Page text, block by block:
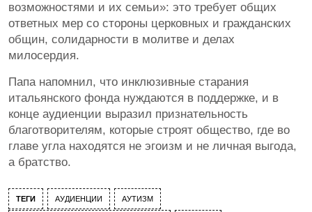
возможностями и их семьи»: это требует общих
ответных мер со стороны церковных и гражданских
общин, солидарности в молитве и делах
милосердия.
Папа напомнил, что инклюзивные старания
итальянского фонда нуждаются в поддержке, и в
конце аудиенции выразил признательность
благотворителям, которые строят общество, где во
главе угла находятся не эгоизм и не личная выгода,
а братство.
ТЕГИ АУДИЕНЦИИ АУТИЗМ